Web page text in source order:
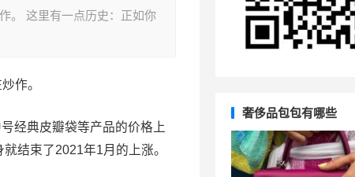
。 这里有一点历史：正如你
作。
经典皮瓣袋等产品的价格上
结束了2021年1月的上涨。
奢侈品包包有哪些